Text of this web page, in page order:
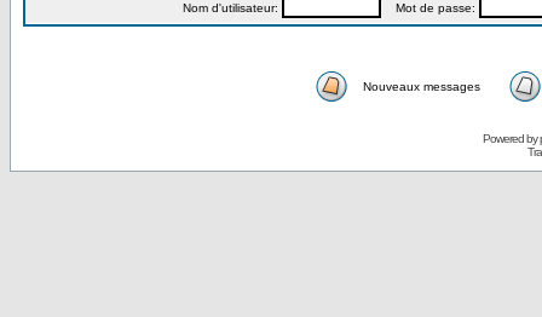
Nom d'utilisateur: Mot de passe:
Nouveaux messages
Powered by